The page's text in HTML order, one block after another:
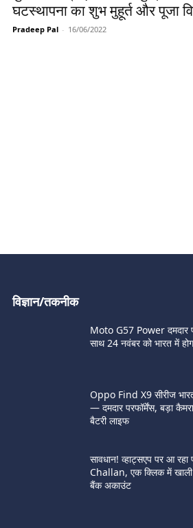
घटस्थापना का शुभ मुहूर्त और पूजा
Pradeep Pal - 16/06/2022
विज्ञान/तकनीक
Moto G57 Power दमदार
साथ 24 नवंबर को भारत में
Oppo Find X9 सीरीज
— दमदार परफॉर्मेंस, बड़ा
बैटरी लाइफ
सावधान! व्हाट्सएप पर आ रहा
Challan, एक क्लिक में खाली
बैंक अकाउंट